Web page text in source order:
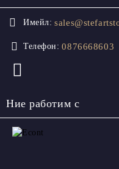
Имейл:
Телефон: 0876668603
Ние работим с